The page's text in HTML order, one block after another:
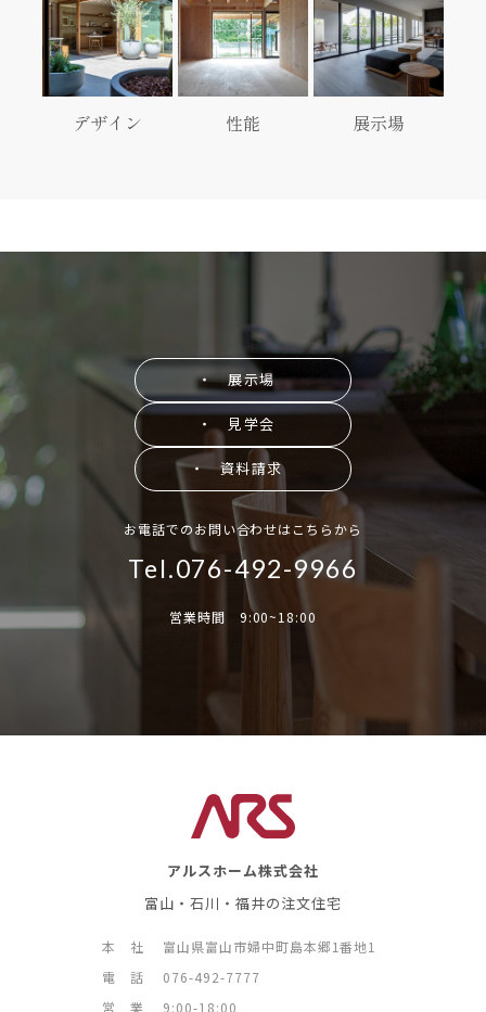
デザイン 性能 展示場
・ 展示場
・ 見学会
・ 資料請求
お電話でのお問い合わせはこちらから
Tel.076-492-9966
営業時間 9:00~18:00
アルスホーム株式会社
富山・石川・福井の注文住宅
本 社
富山県富山市婦中町島本郷1番地1
電 話
076-492-7777
営 業
9:00-18:00